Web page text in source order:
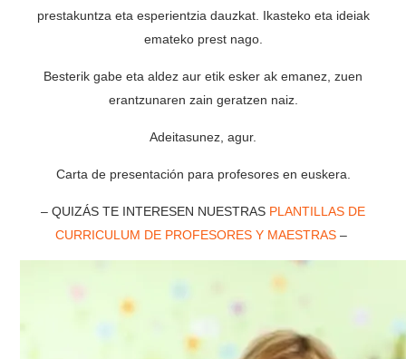
prestakuntza eta esperientzia dauzkat. Ikasteko eta ideiak
emateko prest nago.
Besterik gabe eta aldez aur etik esker ak emanez, zuen
erantzunaren zain geratzen naiz.
Adeitasunez, agur.
Carta de presentación para profesores en euskera.
– QUIZÁS TE INTERESEN NUESTRAS PLANTILLAS DE
CURRICULUM DE PROFESORES Y MAESTRAS –